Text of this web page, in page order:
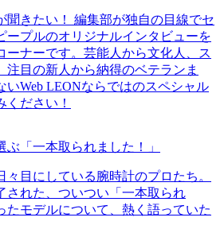
聞きたい！ 編集部が独自の目線でセ
ープルのオリジナルインタビューを
ーナーです。芸能人から文化人、ス
注目の新人から納得のベテランま
いWeb LEONならではのスペシャル
ください！
ぶ「一本取られました！」
々目にしている腕時計のプロたち。
された、ついつい「一本取られ
たモデルについて、熱く語っていた